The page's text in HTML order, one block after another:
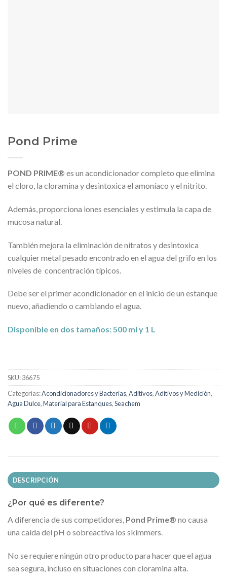
Pond Prime
POND PRIME® es un acondicionador completo que elimina
el cloro, la cloramina y desintoxica el amoníaco y el nitrito.
Además, proporciona iones esenciales y estimula la capa de
mucosa natural.
También mejora la eliminación de nitratos y desintoxica
cualquier metal pesado encontrado en el agua del grifo en los
niveles de concentración típicos.
Debe ser el primer acondicionador en el inicio de un estanque
nuevo, añadiendo o cambiando el agua.
Disponible en dos tamaños:500 ml y 1 L
SKU:36675
Categorías:Acondicionadores y Bacterias,Aditivos,Aditivos y Medición,
Agua Dulce,Material para Estanques,Seachem
DESCRIPCIÓN
¿Por qué es diferente?
A diferencia de sus competidores, Pond Prime® no causa
una caída del pH o sobreactiva los skimmers.
No se requiere ningún otro producto para hacer que el agua
sea segura, incluso en situaciones con cloramina alta.